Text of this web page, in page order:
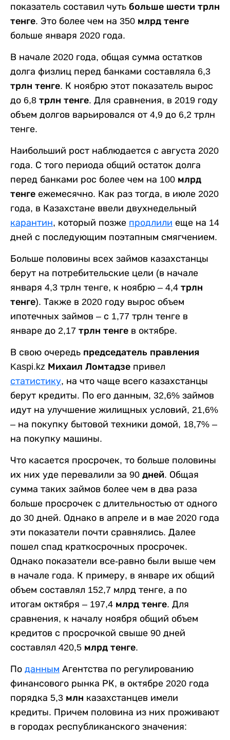
показатель составил чуть больше шести трлн
тенге. Это более чем на 350 млрд тенге
больше января 2020 года.
В начале 2020 года, общая сумма остатков
долга физлиц перед банками составляла 6,3
трлн тенге. К ноябрю этот показатель вырос
до 6,8 трлн тенге. Для сравнения, в 2019 году
объем долгов варьировался от 4,9 до 6,2 трлн
тенге.
Наибольший рост наблюдается с августа 2020
года. С того периода общий остаток долга
перед банками рос более чем на 100 млрд
тенге ежемесячно. Как раз тогда, в июле 2020
года, в Казахстане ввели двухнедельный
карантин, который позже продлили еще на 14
дней с последующим поэтапным смягчением.
Больше половины всех займов казахстанцы
берут на потребительские цели (в начале
января 4,3 трлн тенге, к ноябрю – 4,4 трлн
тенге). Также в 2020 году вырос объем
ипотечных займов – с 1,77 трлн тенге в
январе до 2,17 трлн тенге в октябре.
В свою очередь председатель правления
Kaspi.kz Михаил Ломтадзе привел
статистику, на что чаще всего казахстанцы
берут кредиты. По его данным, 32,6% займов
идут на улучшение жилищных условий, 21,6%
– на покупку бытовой техники домой, 18,7% –
на покупку машины.
Что касается просрочек, то больше половины
их них уде перевалили за 90 дней. Общая
сумма таких займов более чем в два раза
больше просрочек с длительностью от одного
до 30 дней. Однако в апреле и в мае 2020 года
эти показатели почти сравнялись. Далее
пошел спад краткосрочных просрочек.
Однако показатели все-равно были выше чем
в начале года. К примеру, в январе их общий
объем составлял 152,7 млрд тенге, а по
итогам октября – 197,4 млрд тенге. Для
сравнения, к началу ноября общий объем
кредитов с просрочкой свыше 90 дней
составлял 420,5 млрд тенге.
По данным Агентства по регулированию
финансового рынка РК, в октябре 2020 года
порядка 5,3 млн казахстанцев имели
кредиты. Причем половина из них проживают
в городах республиканского значения: